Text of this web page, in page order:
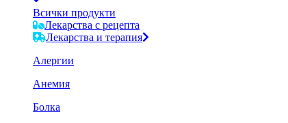
Всички продукти
Лекарства с рецепта
Лекарства и терапия
Алергии
Анемия
Болка